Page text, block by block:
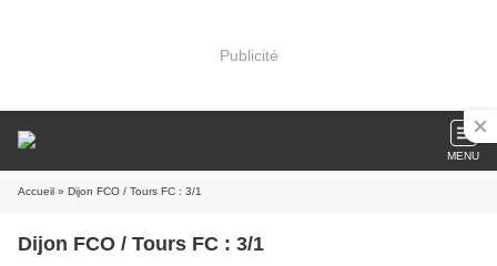
Publicité
MENU
Accueil » Dijon FCO / Tours FC : 3/1
Dijon FCO / Tours FC : 3/1